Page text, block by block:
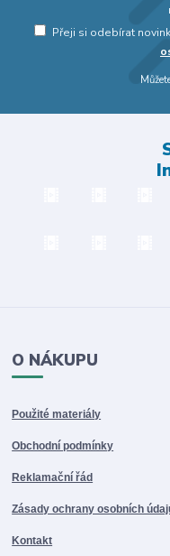
Přeji si odebírat
O NÁKUPU
Použité materiály
Obchodní podmínky
Reklamační řád
Zásady ochrany osobních
Kontakt